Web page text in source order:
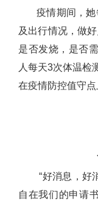
疫情期间，她
及出行情况，做
是否发烧，是否
人每天3次体温检
在疫情防控值守点
“好消息，好消
自在我们的申请